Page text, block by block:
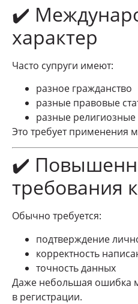
✔️
характер
Часто супруги имеют:
разное гражданство
разные правовые
разные
Это требует применения
✔️
требования
Обычно требуется:
подтверждение
корректность
точность данных
Даже небольшая ошибка
в регистрации.